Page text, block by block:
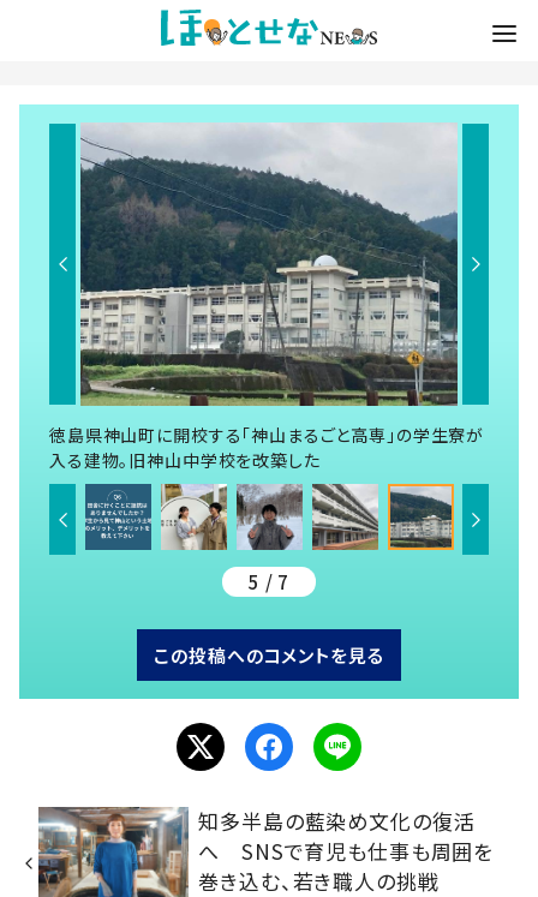
徳島県神山町に開校する「神山まるごと高専」の学生寮が
入る建物。旧神山中学校を改築した
5 / 7
この投稿へのコメントを見る
知多半島の藍染め文化の復活
へ SNSで育児も仕事も周囲を
巻き込む、若き職人の挑戦